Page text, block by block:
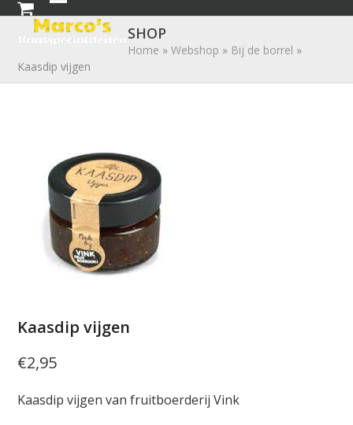
Skip
content
Open
mobile
menu
Close
mobile
menu
SHOP
Home »Webshop » Bij de borrel »
Kaasdip vijgen
Kaasdip vijgen
€2,95
Kaasdip vijgen van fruitboerderij Vink